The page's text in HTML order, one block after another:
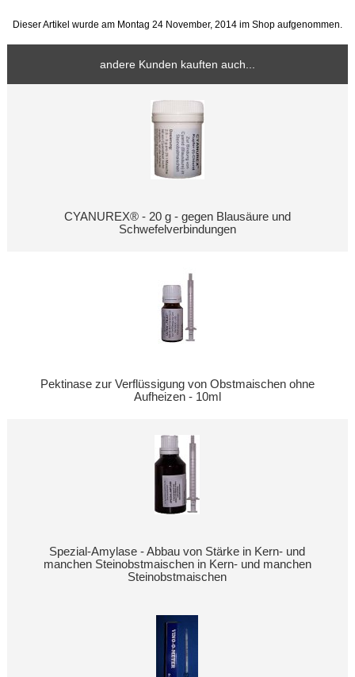
Dieser Artikel wurde am Montag 24 November, 2014 im Shop aufgenommen.
andere Kunden kauften auch...
CYANUREX® - 20 g - gegen Blausäure und
Schwefelverbindungen
Pektinase zur Verflüssigung von Obstmaischen ohne
Aufheizen - 10ml
Spezial-Amylase - Abbau von Stärke in Kern- und
manchen Steinobstmaischen in Kern- und manchen
Steinobstmaischen